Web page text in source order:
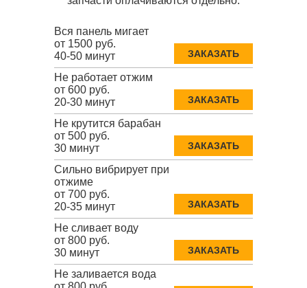
Вся панель мигает
от 1500 руб.
40-50 минут
ЗАКАЗАТЬ
Не работает отжим
от 600 руб.
20-30 минут
ЗАКАЗАТЬ
Не крутится барабан
от 500 руб.
30 минут
ЗАКАЗАТЬ
Сильно вибрирует при
отжиме
от 700 руб.
20-35 минут
ЗАКАЗАТЬ
Не сливает воду
от 800 руб.
30 минут
ЗАКАЗАТЬ
Не заливается вода